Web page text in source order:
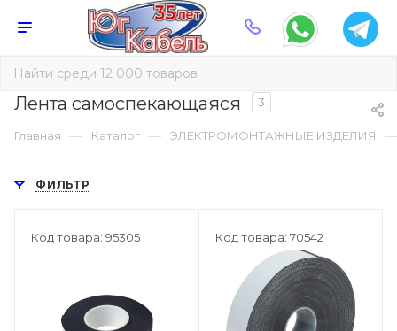
Лента самоспекающаяся 3
Главная — Каталог — ЭЛЕКТРОМОНТАЖНЫЕ ИЗДЕЛИЯ —
ФИЛЬТР
Код товара: 95305 Код товара: 70542